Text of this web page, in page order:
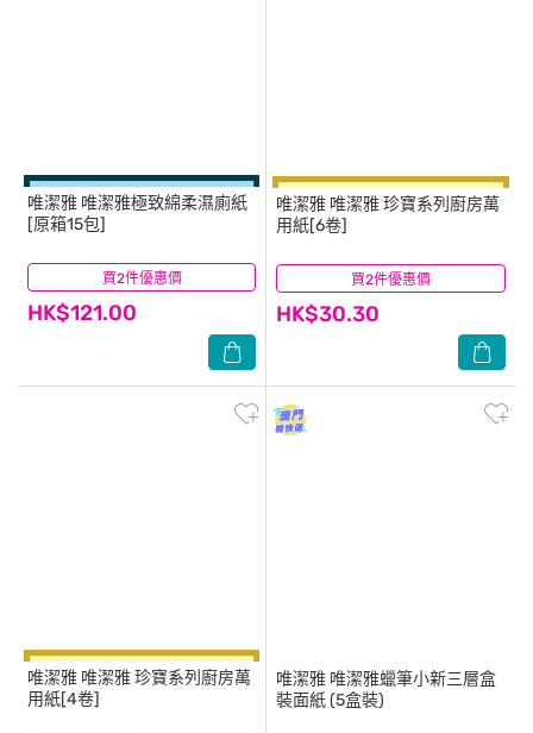
買2件優惠價
唯潔雅 唯潔雅極致綿柔濕廁紙
[原箱15包]
HK$121.00
(5) 買2件優惠價
唯潔雅 唯潔雅 珍寶系列廚房萬
用紙[6卷]
HK$30.30
(17)
唯潔雅 唯潔雅 珍寶系列廚房萬
用紙[4卷]
唯潔雅 唯潔雅蠟筆小新三層盒
裝面紙 (5盒裝)